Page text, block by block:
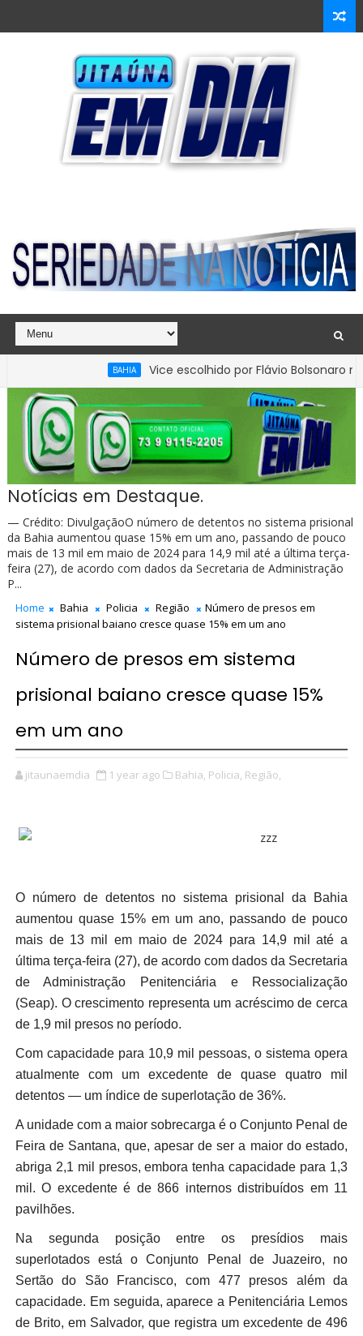
Vice escolhido por Flávio Bolsonaro
Notícias em Destaque.
— Crédito: DivulgaçãoO número de detentos no sistema prisional
da Bahia aumentou quase 15% em um ano, passando de pouco
mais de 13 mil em maio de 2024 para 14,9 mil até a última terça-
feira (27), de acordo com dados da Secretaria de Administração
P...
Home Bahia Policia Região
Número de presos em
sistema prisional baiano cresce quase 15% em um ano
Número de presos em sistema
prisional baiano cresce quase 15%
em um ano
jitaunaemdia 1 year ago Bahia, Policia, Região,
O número de detentos no sistema prisional da Bahia
aumentou quase 15% em um ano, passando de pouco
mais de 13 mil em maio de 2024 para 14,9 mil até a
última terça-feira (27), de acordo com dados da Secretaria
de Administração Penitenciária e Ressocialização
(Seap). O crescimento representa um acréscimo de cerca
de 1,9 mil presos no período.
Com capacidade para 10,9 mil pessoas, o sistema opera
atualmente com um excedente de quase quatro mil
detentos — um índice de superlotação de 36%.
A unidade com a maior sobrecarga é o Conjunto Penal de
Feira de Santana, que, apesar de ser a maior do estado,
abriga 2,1 mil presos, embora tenha capacidade para 1,3
mil. O excedente é de 866 internos distribuídos em 11
pavilhões.
Na segunda posição entre os presídios mais
superlotados está o Conjunto Penal de Juazeiro, no
Sertão do São Francisco, com 477 presos além da
capacidade. Em seguida, aparece a Penitenciária Lemos
de Brito, em Salvador, que registra um excedente de 496